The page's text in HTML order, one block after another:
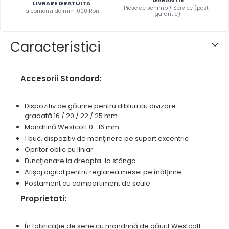
Masini electrice de filetat
Masini de gaurit cu talpa
magnetica
prelucrarea metalelor
Lame de ferastrau cu varf din
carbura
verticala
Panze de taiere metal pentru
ferastraie
Roti de lustruit
Standuri pentru ferăstraie cu
bandă
Standuri pentru mașini de găurit
și frezat
șlefuit
Prese pentru rame
LIVRARE GRATUITA
la comenzi de min 1000 Ron
Piese de schimb / Service (post-
garantie)
Caracteristici
Accesorii Standard:
Dispozitiv de găurire pentru dibluri cu divizare
gradată 16 / 20 / 22 / 25 mm
Mandrină Westcott 0 -16 mm
1 buc. dispozitiv de menţinere pe suport excentric
Opritor oblic cu liniar
Funcţionare la dreapta-la stânga
Afișaj digital pentru reglarea mesei pe înălțime
Postament cu compartiment de scule
Proprietati:
În fabricaţie de serie cu mandrină de găurit Westcott